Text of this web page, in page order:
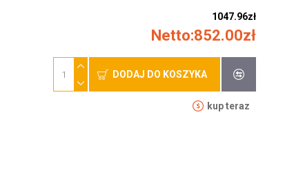
1047.96zł
Netto:852.00zł
DODAJ DO KOSZYKA
kup teraz